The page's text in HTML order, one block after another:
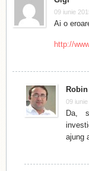
09 iunie
Ai o
http://
09
Da,
ajung